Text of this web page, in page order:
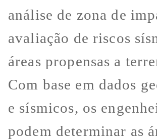
análise de zona de
avaliação de riscos
áreas propensas a
Com base em dados
e sísmicos, os
podem determinar as